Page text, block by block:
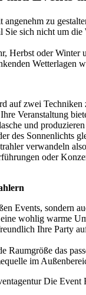
zu
Sie sich nicht um
Herbst oder
Wetterlagen
auf zwei
Veranstaltung
und
des
verwandeln
oder
Events, sondern
wohlig warme
Ihre Party
Raumgröße das
im
Die Event